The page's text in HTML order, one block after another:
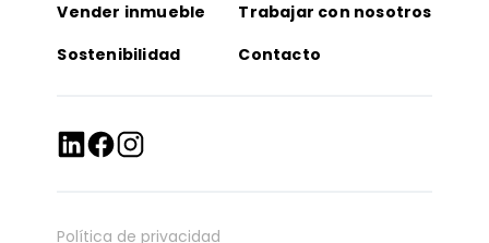
Vender inmueble
Trabajar con nosotros
Sostenibilidad
Contacto
Política de privacidad